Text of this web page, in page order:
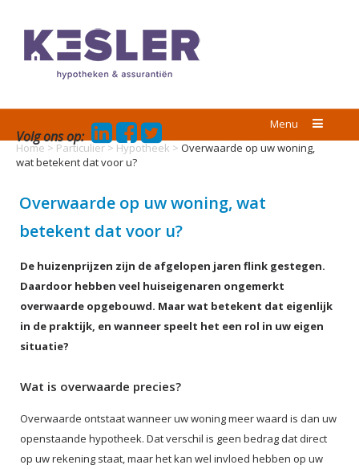
Menu
Volg ons op:
Home > Particulier> Hypotheek > Overwaarde op uw woning,
wat betekent dat voor u?
Overwaarde op uw woning, wat
betekent dat voor u?
De huizenprijzen zijn de afgelopen jaren flink gestegen.
Daardoor hebben veel huiseigenaren ongemerkt
overwaarde opgebouwd. Maar wat betekent dat eigenlijk
in de praktijk, en wanneer speelt het een rol in uw eigen
situatie?
Wat is overwaarde precies?
Overwaarde ontstaat wanneer uw woning meer waard is dan uw
openstaande hypotheek. Dat verschil is geen bedrag dat direct
op uw rekening staat, maar het kan wel invloed hebben op uw